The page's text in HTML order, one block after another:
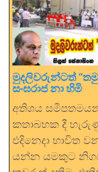
මුදලිවරුන්ටත්
සංඝරාජ නා හිමි
අතිශය
කතාබහක දී
එදිනෙදා භාවිත
යන්න යමකුට